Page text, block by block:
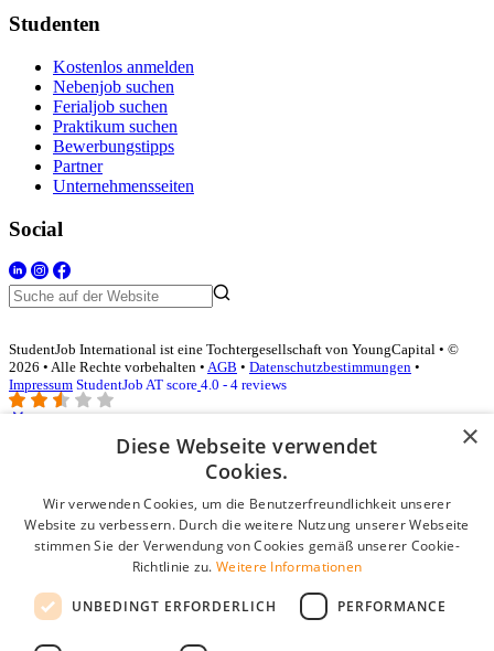
Studenten
Kostenlos anmelden
Nebenjob suchen
Ferialjob suchen
Praktikum suchen
Bewerbungstipps
Partner
Unternehmensseiten
Social
StudentJob International ist eine Tochtergesellschaft von YoungCapital • ©
2026 • Alle Rechte vorbehalten • AGB • Datenschutzbestimmungen •
Impressum StudentJob AT score 4.0 - 4 reviews
Login für Unternehmen
E-Mail*
Passwort
Angemeldet bleiben
Passwort vergessen?
×
Diese Webseite verwendet
Cookies.
Wir verwenden Cookies, um die Benutzerfreundlichkeit unserer
Website zu verbessern. Durch die weitere Nutzung unserer Webseite
stimmen Sie der Verwendung von Cookies gemäß unserer Cookie-
Richtlinie zu. Weitere Informationen
UNBEDINGT ERFORDERLICH PERFORMANCE